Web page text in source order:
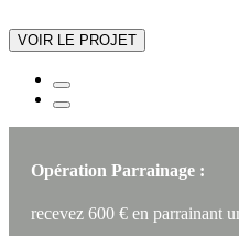
VOIR LE PROJET
Opération Parrainage :
recevez 600 € en parrainant